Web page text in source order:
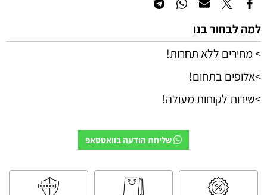
למה לבחור בנו
> מחירים ללא תחרות!
>אלופים בתחום!
>שירות לקוחות מעולה!
שליחת הודעה בוואטסאפ